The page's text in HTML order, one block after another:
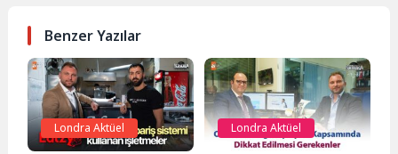
Benzer Yazılar
Londra Aktüel Londra Aktüel